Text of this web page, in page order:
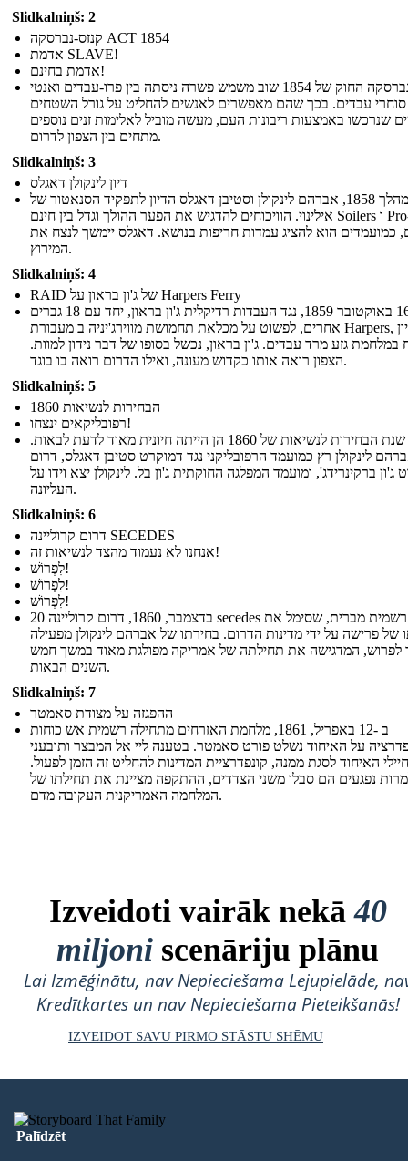
Slidkalniņš: 2
קנזס-נברסקה ACT 1854
אדמת SLAVE!
אדמת בחינם!
קנזס-נברסקה החוק של 1854 שוב משמש פשרה ניסתה בין פרו-עבדים ואנטי
סוחרי עבדים. בכך שהם מאפשרים לאנשים להחליט על גורל השטחים
שנרכשו באמצעות ריבונות העם, מעשה מוביל לאלימות זנים נוספים
מתחים בין הצפון לדרום.
Slidkalniņš: 3
דיון לינקולן דאגלס
במהלך 1858, אברהם לינקולן וסטיבן דאגלס הדיון לתפקיד הסנאטור של
אילינוי. הוויכוחים להדגיש את הפער ההולך וגדל בין חינם Soilers ו Pro-סוחרי
כמועמדים הוא להציג עמדות חריפות בנושא. דאגלס יימשך לנצח את
המירוץ.
Slidkalniņš: 4
RAID של ג'ון בראון על Harpers Ferry
ב- 16 באוקטובר 1859, נגד העבדות רדיקלית ג'ון בראון, יחד עם 18 גברים
אחרים, לפשוט על מכלאת תחמושת מווירג'יניה ב מעבורת Harpers, בניסיון
במלחמת גזע מרד עבדים. ג'ון בראון, נכשל בסופו של דבר נידון למוות.
הצפון רואה אותו כקדוש מעונה, ואילו הדרום רואה בו בוגד.
Slidkalniņš: 5
הבחירות לנשיאות 1860
רפובליקאים ינצחו!
שנת הבחירות לנשיאות של 1860 הן הייתה חיונית מאוד לדעת לבאות.
לינקולן רץ כמועמד הרפובליקני נגד דמוקרט סטיבן דאגלס, דרום
ג'ון ברקינרידג', ומועמד המפלגה החוקתית ג'ון בל. לינקולן יצא וידו על
העליונה.
Slidkalniņš: 6
דרום קרוליינה SECEDES
אנחנו לא נעמוד מהצד לנשיאות זה!
לִפְרוֹשׁ!
לִפְרוֹשׁ!
לִפְרוֹשׁ!
20 בדצמבר, 1860, דרום קרוליינה secedes רשמית מברית, שסימל את
של פרישה על ידי מדינות הדרום. בחירתו של אברהם לינקולן מפעילה
לפרוש, המדגישה את תחילתה של אמריקה מפולגת מאוד במשך חמש
השנים הבאות.
Slidkalniņš: 7
ההפגזה על מצודת סאמטר
ב -12 באפריל, 1861, מלחמת האזרחים מתחילה רשמית אש כוחות
על האיחוד נשלט פורט סאמטר. בטענה ליי אל המבצר ותובעני
חיילי האיחוד לסגת ממנה, קונפדרציית המדינות להחליט זה הזמן לפעול.
נפגעים הם סבלו משני הצדדים, ההתקפה מציינת את תחילתו של
המלחמה האמריקנית העקובה מדם.
Izveidoti vairāk nekā40
miljoni scenāriju plānu
Lai Izmēģinātu, nav Nepieciešama Lejupielāde,
Kredītkartes un nav Nepieciešama Pieteikšanās!
IZVEIDOT SAVU PIRMO STĀSTU SHĒMU
Palīdzēt